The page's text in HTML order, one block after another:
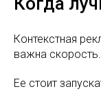
Контекстная
важна скорость.
Ее стоит